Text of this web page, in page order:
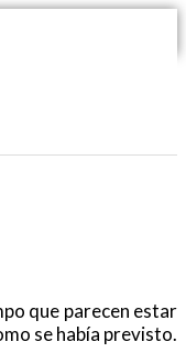
que parecen estar
se había previsto.